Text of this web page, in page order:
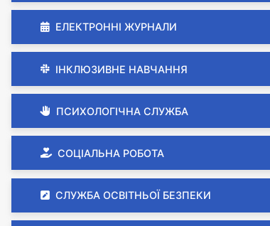
ЕЛЕКТРОННІ ЖУРНАЛИ
ІНКЛЮЗИВНЕ НАВЧАННЯ
ПСИХОЛОГІЧНА СЛУЖБА
СОЦІАЛЬНА РОБОТА
СЛУЖБА ОСВІТНЬОЇ БЕЗПЕКИ